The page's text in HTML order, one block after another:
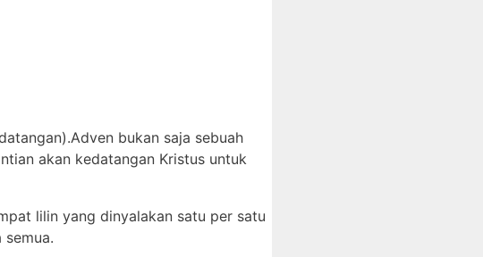
bukan saja sebuah
akan kedatangan Kristus untuk
lilin yang dinyalakan satu per satu